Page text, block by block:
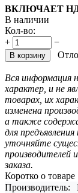
ВКЛЮЧАЕТ
В наличии
Кол-во:
+
−
В корзину
Вся информация
характер, и не
товарах, их
изменена
а также
для
уточняйте
производителей
заказа.
Коротко о товаре
Производитель: